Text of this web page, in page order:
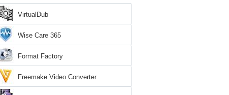
VirtualDub
Wise Care 365
Format Factory
Freemake Video Converter